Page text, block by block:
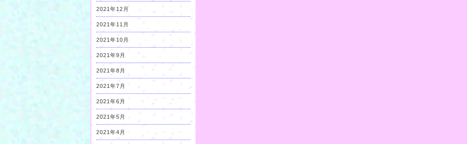
2021年12月
2021年11月
2021年10月
2021年9月
2021年8月
2021年7月
2021年6月
2021年5月
2021年4月